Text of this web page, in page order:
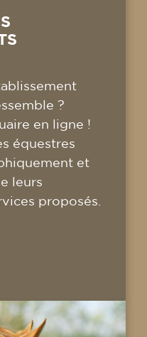
?
en ligne !
équestres
et
leurs
proposés.